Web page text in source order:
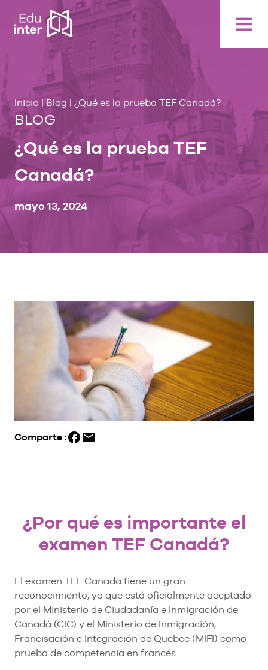
Inicio |Blog | ¿Qué es la prueba TEF Canadá?
BLOG
¿Qué es la prueba TEF
Canadá?
mayo 13, 2024
Comparte :
¿Por qué es importante el
examen TEF Canadá?
El examen TEF Canada tiene un gran
reconocimiento, ya que está oficialmente aceptado
por el Ministerio de Ciudadanía e Inmigración de
Canadá (CIC) y el Ministerio de Inmigración,
Francisación e Integración de Quebec (MIFI) como
prueba de competencia en francés.